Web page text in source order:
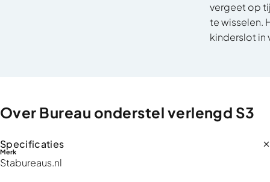
vergeet op
te wisselen.
kinderslot in
Over Bureau onderstel verlengd S3
Specificaties
Merk
Stabureaus.nl